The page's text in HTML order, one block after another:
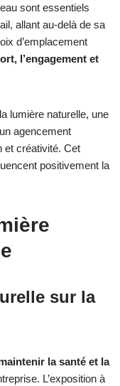
sont essentiels
allant au-delà de sa
d’emplacement
l’engagement et
lumière naturelle, une
agencement
et créativité. Cet
positivement la
sur la
la santé et la
L’exposition à